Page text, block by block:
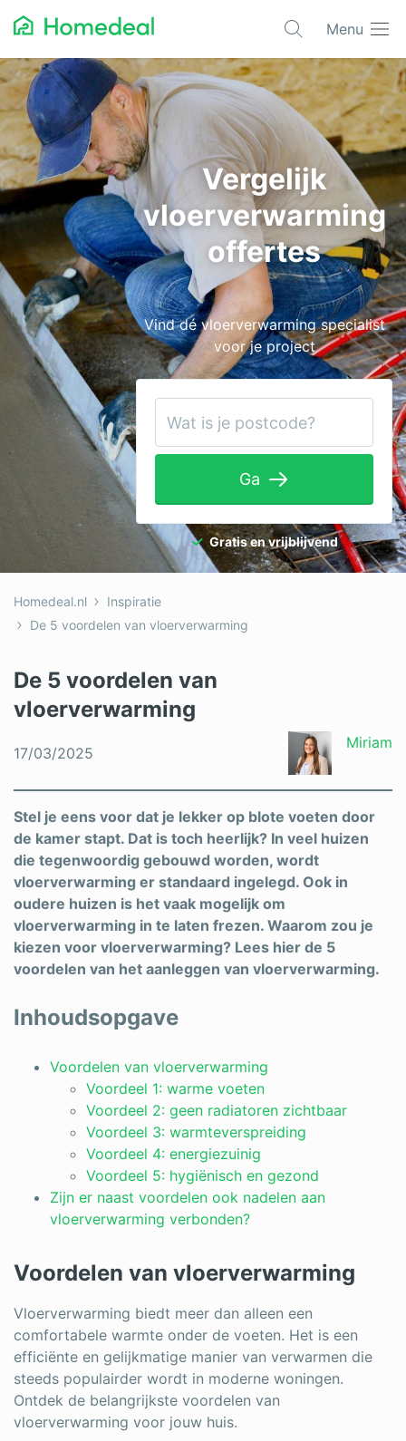
Menu
Populaire projecten
Asbest verwijderen
Dakbedekking
Dakkapel
Glas
Isolatie
Kozijnen
Laadpalen
Schilderwerk
Tuinaanleg
Ventilatie
Warmtepomp
Wellness
Zonnepanelen
Overige projecten
Ben je een vakspecialist?
Log in
Vergelijk
vloerverwarming
offertes
Vind dé vloerverwarming specialist
voor je project
Ga
Gratis en vrijblijvend
Homedeal.nl
Inspiratie
De 5 voordelen van vloerverwarming
De 5 voordelen van
vloerverwarming
17/03/2025
Miriam
Stel je eens voor dat je lekker op blote voeten door
de kamer stapt. Dat is toch heerlijk? In veel huizen
die tegenwoordig gebouwd worden, wordt
vloerverwarming er standaard ingelegd. Ook in
oudere huizen is het vaak mogelijk om
vloerverwarming in te laten frezen. Waarom zou je
kiezen voor vloerverwarming? Lees hier de 5
voordelen van het aanleggen van vloerverwarming.
Inhoudsopgave
Voordelen van vloerverwarming
Voordeel 1: warme voeten
Voordeel 2: geen radiatoren zichtbaar
Voordeel 3: warmteverspreiding
Voordeel 4: energiezuinig
Voordeel 5: hygiënisch en gezond
Zijn er naast voordelen ook nadelen aan
vloerverwarming verbonden?
Voordelen van vloerverwarming
Vloerverwarming biedt meer dan alleen een
comfortabele warmte onder de voeten. Het is een
efficiënte en gelijkmatige manier van verwarmen die
steeds populairder wordt in moderne woningen.
Ontdek de belangrijkste voordelen van
vloerverwarming voor jouw huis.